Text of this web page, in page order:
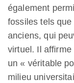
également
fossiles tels
anciens, qui
virtuel. Il affirme
un « véritable
milieu